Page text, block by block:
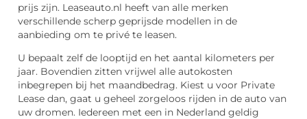
prijs zijn. Leaseauto.nl heeft van alle merken
verschillende scherp geprijsde modellen in de
aanbieding om te privé te leasen.
U bepaalt zelf de looptijd en het aantal kilometers per
jaar. Bovendien zitten vrijwel alle autokosten
inbegrepen bij het maandbedrag. Kiest u voor Private
Lease dan, gaat u geheel zorgeloos rijden in de auto van
uw dromen. Iedereen met een in Nederland geldig